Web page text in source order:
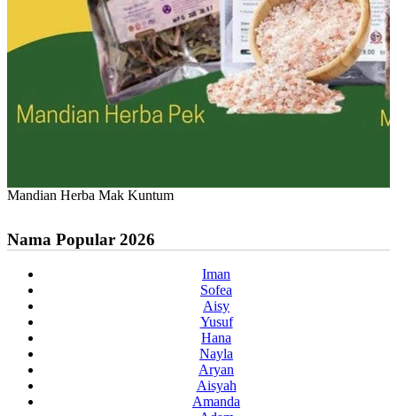
Mandian Herba Mak Kuntum
Nama Popular 2026
Iman
Sofea
Aisy
Yusuf
Hana
Nayla
Aryan
Aisyah
Amanda